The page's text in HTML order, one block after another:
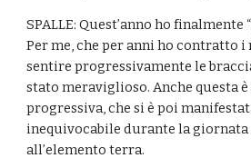
SPALLE: Quest’anno ho finalmente
Per me, che per anni ho contratto
sentire progressivamente le
stato meraviglioso. Anche questa
progressiva, che si è poi
inequivocabile durante la
all’elemento terra.